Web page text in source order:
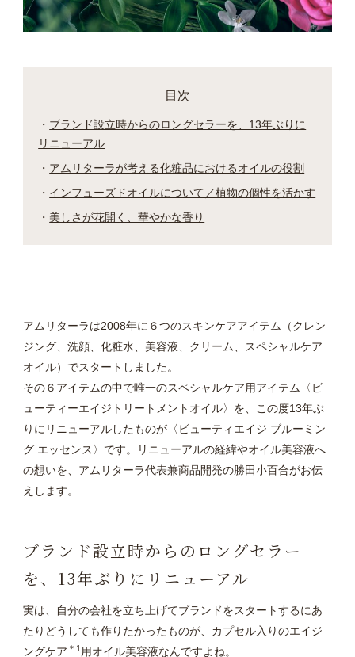
目次
ブランド設立時からのロングセラーを、13年ぶりに
リニューアル
アムリターラが考える化粧品におけるオイルの役割
インフューズドオイルについて／植物の個性を活かす
美しさが花開く、華やかな香り
アムリターラは2008年に６つのスキンケアアイテム（クレン
ジング、洗顔、化粧水、美容液、クリーム、スペシャルケア
オイル）でスタートしました。
その６アイテムの中で唯一のスペシャルケア用アイテム〈ビ
ューティーエイジトリートメントオイル〉を、この度13年ぶ
りにリニューアルしたものが〈ビューティエイジ ブルーミン
グ エッセンス〉です。リニューアルの経緯やオイル美容液へ
の想いを、アムリターラ代表兼商品開発の勝田小百合がお伝
えします。
ブランド設立時からのロングセラー
を、13年ぶりにリニューアル
実は、自分の会社を立ち上げてブランドをスタートするにあ
たりどうしても作りたかったものが、カプセル入りのエイジ
ングケア ＊1用オイル美容液なんですよね。